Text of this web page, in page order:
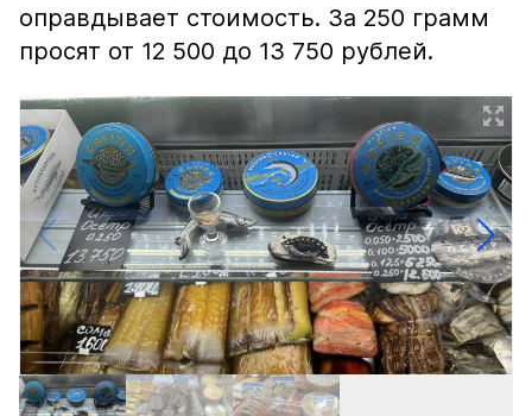
оправдывает стоимость. За 250 грамм
просят от 12 500 до 13 750 рублей.